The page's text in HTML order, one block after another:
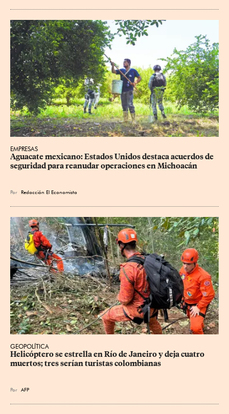
EMPRESAS
Aguacate mexicano: Estados Unidos destaca acuerdos de
seguridad para reanudar operaciones en Michoacán
Por Redacción El Economista
GEOPOLÍTICA
Helicóptero se estrella en Río de Janeiro y deja cuatro
muertos; tres serían turistas colombianas
Por AFP